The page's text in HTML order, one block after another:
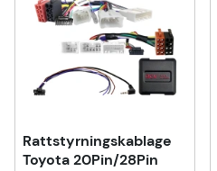
Rattstyrningskablage
Toyota 20Pin/28Pin